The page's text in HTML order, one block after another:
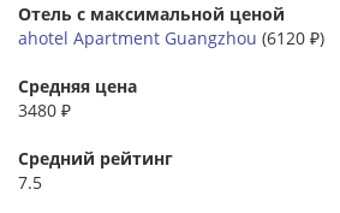
Отель с максимальной ценой
ahotel Apartment Guangzhou (6120 ₽)
Средняя цена
3480 ₽
Средний рейтинг
7.5